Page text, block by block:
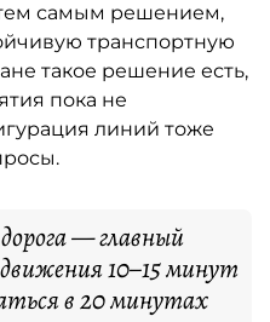
самым решением,
транспортную
такое решение есть,
пока не
линий тоже
— главный
10–15 минут
в 20 минутах